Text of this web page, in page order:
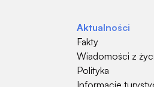
Aktualności
Fakty
Wiadomości z
Polityka